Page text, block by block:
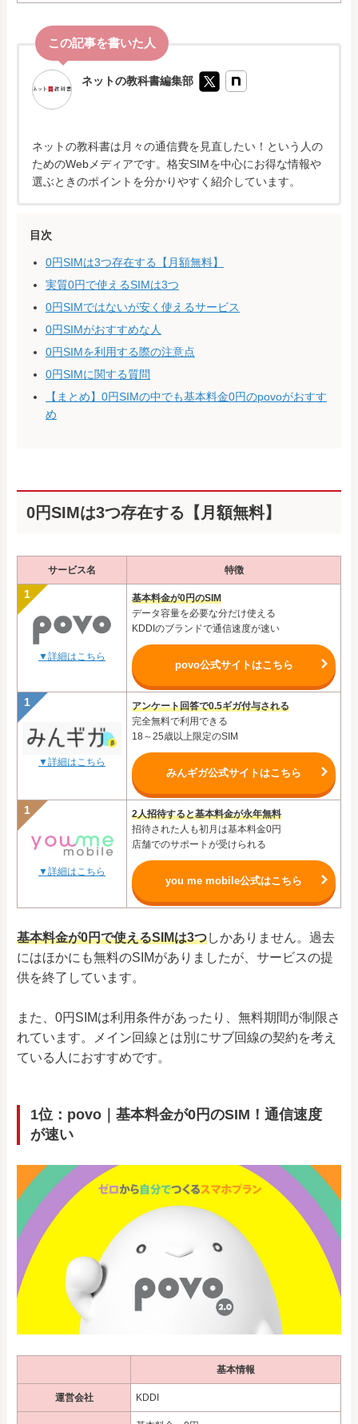
ネットの教科書編集部
ネットの教科書は月々の通信費を見直したい！という人の
ためのWebメディアです。格安SIMを中心にお得な情報や
選ぶときのポイントを分かりやすく紹介しています。
目次
0円SIMは3つ存在する【月額無料】
実質0円で使えるSIMは3つ
0円SIMではないが安く使えるサービス
0円SIMがおすすめな人
0円SIMを利用する際の注意点
0円SIMに関する質問
【まとめ】0円SIMの中でも基本料金0円のpovoがおすす
め
0円SIMは3つ存在する【月額無料】
サービス名 特徴
▼詳細はこちら
基本料金が0円のSIM
データ容量を必要な分だけ使える
KDDIのブランドで通信速度が速い
povo公式サイトはこちら
▼詳細はこちら
アンケート回答で0.5ギガ付与される
完全無料で利用できる
18～25歳以上限定のSIM
みんギガ公式サイトはこちら
▼詳細はこちら
2人招待すると基本料金が永年無料
招待された人も初月は基本料金0円
店舗でのサポートが受けられる
you me mobile公式はこちら
基本料金が0円で使えるSIMは3つしかありません。過去
にはほかにも無料のSIMがありましたが、サービスの提
供を終了しています。
また、0円SIMは利用条件があったり、無料期間が制限さ
れています。メイン回線とは別にサブ回線の契約を考え
ている人におすすめです。
1位：povo｜基本料金が0円のSIM！通信速度
が速い
基本情報
運営会社 KDDI